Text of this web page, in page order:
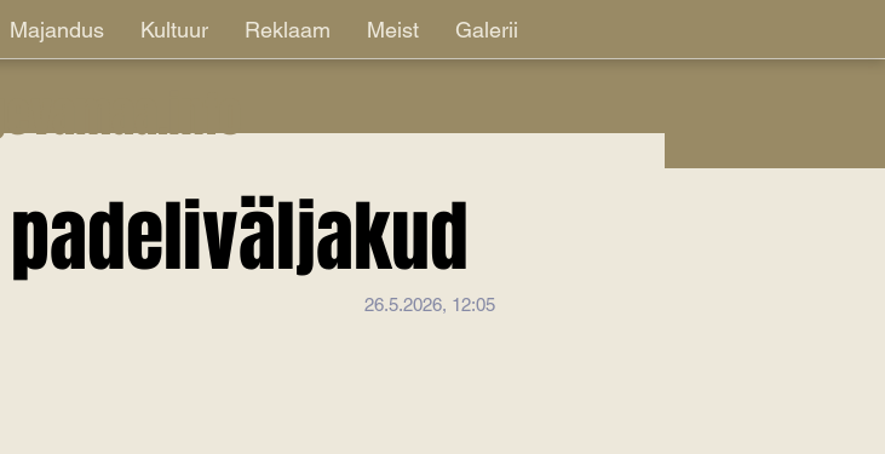
Majandus Kultuur Reklaam Meist Galerii
26.5.2026, 12:05